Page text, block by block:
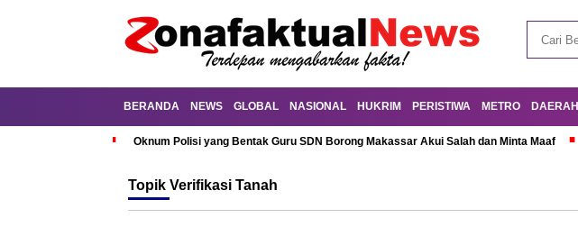
BERANDA NEWS GLOBAL NASIONAL HUKRIM PERISTIWA METRO DAERAH
Oknum Polisi yang Bentak Guru SDN Borong Makassar Akui Salah dan Minta Maaf
Topik Verifikasi Tanah